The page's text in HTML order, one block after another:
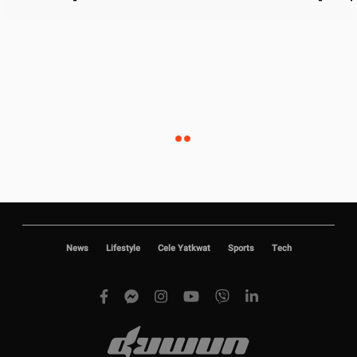
News Lifestyle Cele Yatkwat Sports Tech